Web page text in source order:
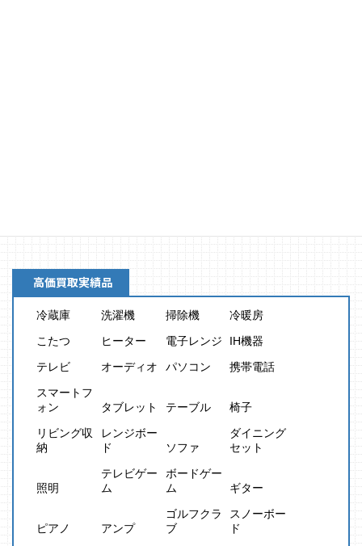
高価買取実績品
冷蔵庫 洗濯機 掃除機
冷暖房
こたつ
ヒーター 電子レンジ
IH機器
テレビ
オーディオ パソコン
携帯電話
スマートフ
ォン
タブレット テーブル
椅子
リビング収
納
レンジボー
ド
ソファ
ダイニング
セット
照明
テレビゲー
ム
ボードゲー
ム
ギター
ピアノ アンプ
ゴルフクラ
ブ
スノーボー
ド